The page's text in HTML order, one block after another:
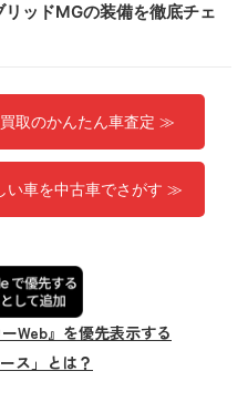
リッドMGの装備を徹底チェ
取のかんたん車査定 ≫
い車を中古車でさがす ≫
Web』を優先表示する
ス」とは？